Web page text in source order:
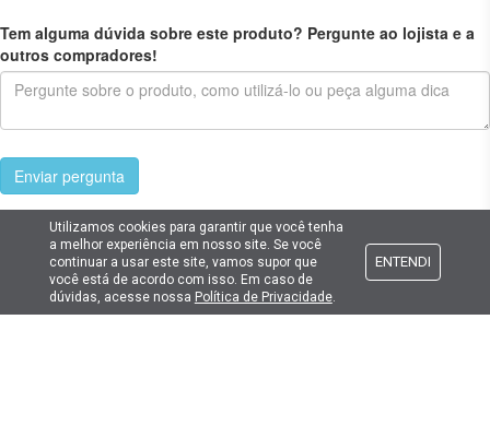
Tem alguma dúvida sobre este produto? Pergunte ao lojista e a
outros compradores!
Enviar pergunta
Cadastre seu e-mail
E fique por dentro das promoções e novidades da Lima Hobbies!
Utilizamos cookies para garantir que você tenha
a melhor experiência em nosso site. Se você
continuar a usar este site, vamos supor que
você está de acordo com isso. Em caso de
dúvidas, acesse nossa Política de Privacidade.
ENTENDI